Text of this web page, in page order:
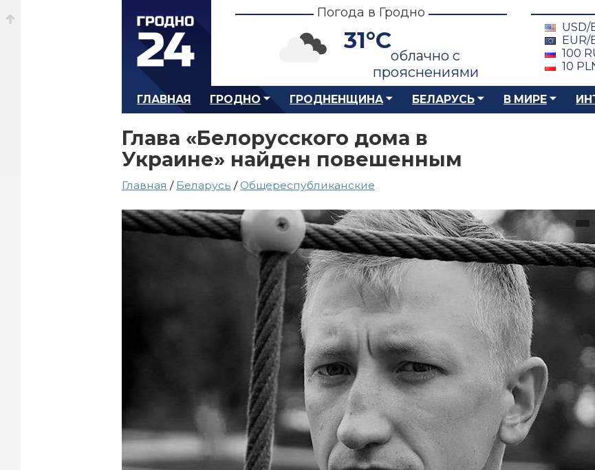
Погода в Гродно
31°C
облачно с
прояснениями
USD/
EUR/
100
10
ГЛАВНАЯ ГРОДНО ГРОДНЕНЩИНА БЕЛАРУСЬ В МИРЕ
Глава «Белорусского дома в
Украине» найден повешенным
Главная / Беларусь /Общереспубликанские